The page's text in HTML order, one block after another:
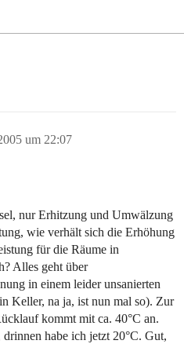
um 22:07
nur Erhitzung und Umwälzung
wie verhält sich die Erhöhung
für die Räume in
Alles geht über
in einem leider unsanierten
Keller, na ja, ist nun mal so). Zur
kommt mit ca. 40°C an.
habe ich jetzt 20°C. Gut,